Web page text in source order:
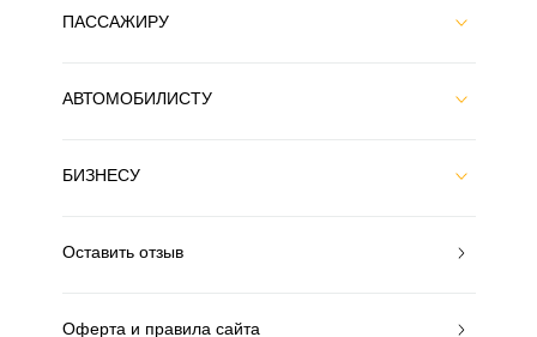
ПАССАЖИРУ
АВТОМОБИЛИСТУ
БИЗНЕСУ
Оставить отзыв
Оферта и правила сайта